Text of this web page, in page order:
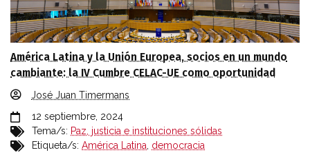
América Latina y la Unión Europea, socios en un mundo
cambiante: la IV Cumbre CELAC-UE como oportunidad
José Juan Timermans
12 septiembre, 2024
Tema/s: Paz, justicia e instituciones sólidas
Etiqueta/s: América Latina, democracia